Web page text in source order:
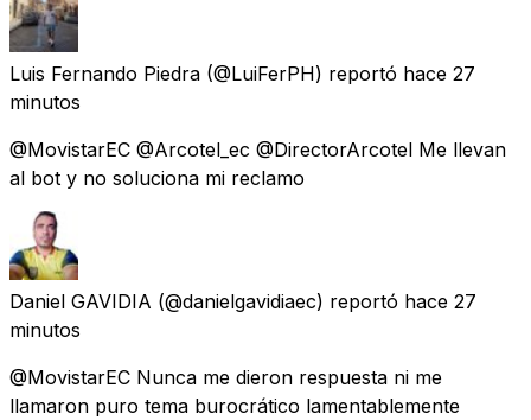
Luis Fernando Piedra (@LuiFerPH) reportó hace 27
minutos
@MovistarEC @Arcotel_ec @DirectorArcotel Me llevan
al bot y no soluciona mi reclamo
Daniel GAVIDIA (@danielgavidiaec) reportó hace 27
minutos
@MovistarEC Nunca me dieron respuesta ni me
llamaron puro tema burocrático lamentablemente